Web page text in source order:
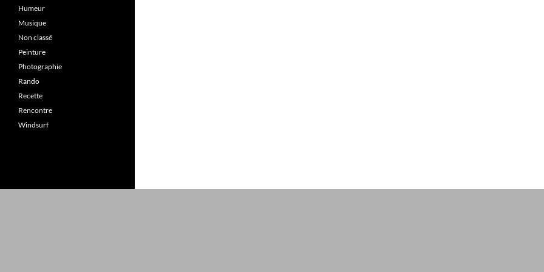
Humeur
Musique
Non classé
Peinture
Photographie
Rando
Recette
Rencontre
Windsurf